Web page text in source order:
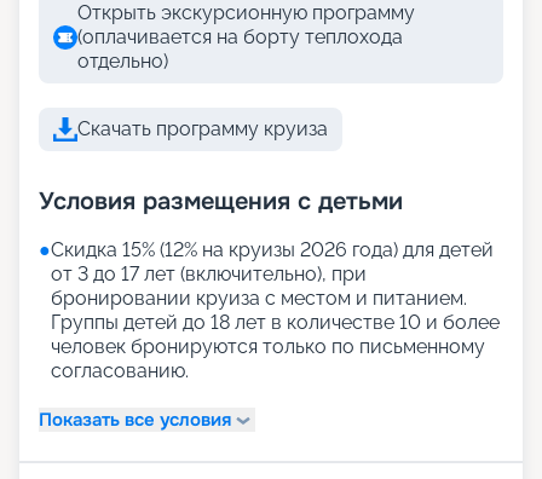
Открыть экскурсионную программу
(оплачивается на борту теплохода
отдельно)
Скачать программу круиза
Условия размещения с детьми
●Скидка 15% (12% на круизы 2026 года) для детей
от 3 до 17 лет (включительно), при
бронировании круиза с местом и питанием.
Группы детей до 18 лет в количестве 10 и более
человек бронируются только по письменному
согласованию.
Показать все условия